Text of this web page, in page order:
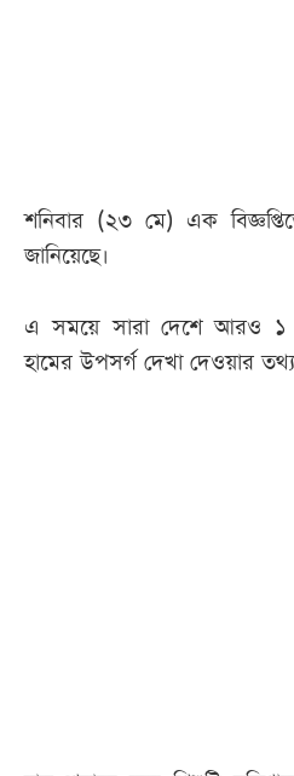
শনিবার (২৩ মে) এক
জানিয়েছে।
এ সময়ে সারা দেশে আরও ১
হামের উপসর্গ দেখা দেওয়ার তথ্য